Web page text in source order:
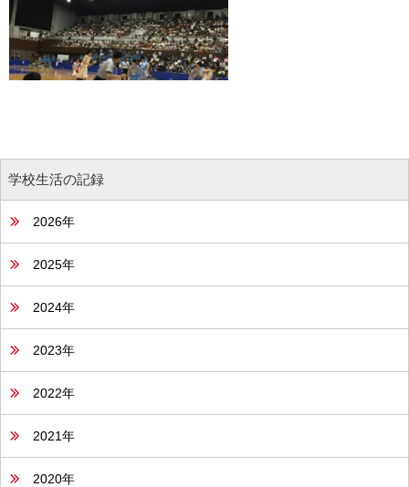
学校生活の記録
2026年
2025年
2024年
2023年
2022年
2021年
2020年